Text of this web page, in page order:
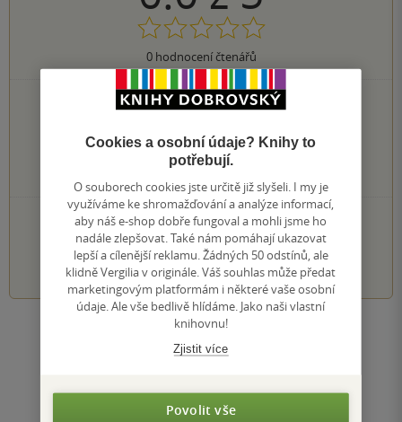
0hodnocení čtenářů
0×
5 hvězdiček
0×
3 hvězdičky
0×
2 hvězdičky
PŘIDEJTE SVÉ HODNOCENÍ KNIHY
1 2 3 4 5
Zobrazit všechna hodnocení
Cookies a osobní údaje? Knihy to
potřebují.
O souborech cookies jste určitě již slyšeli. I my je
využíváme ke shromažďování a analýze informací,
aby náš e-shop dobře fungoval a mohli jsme ho
nadále zlepšovat. Také nám pomáhají ukazovat
lepší a cílenější reklamu. Žádných 50 odstínů, ale
klidně Vergilia v originále. Váš souhlas může předat
marketingovým platformám i některé vaše osobní
údaje. Ale vše bedlivě hlídáme. Jako naši vlastní
knihovnu!
Zjistit více
Povolit vše